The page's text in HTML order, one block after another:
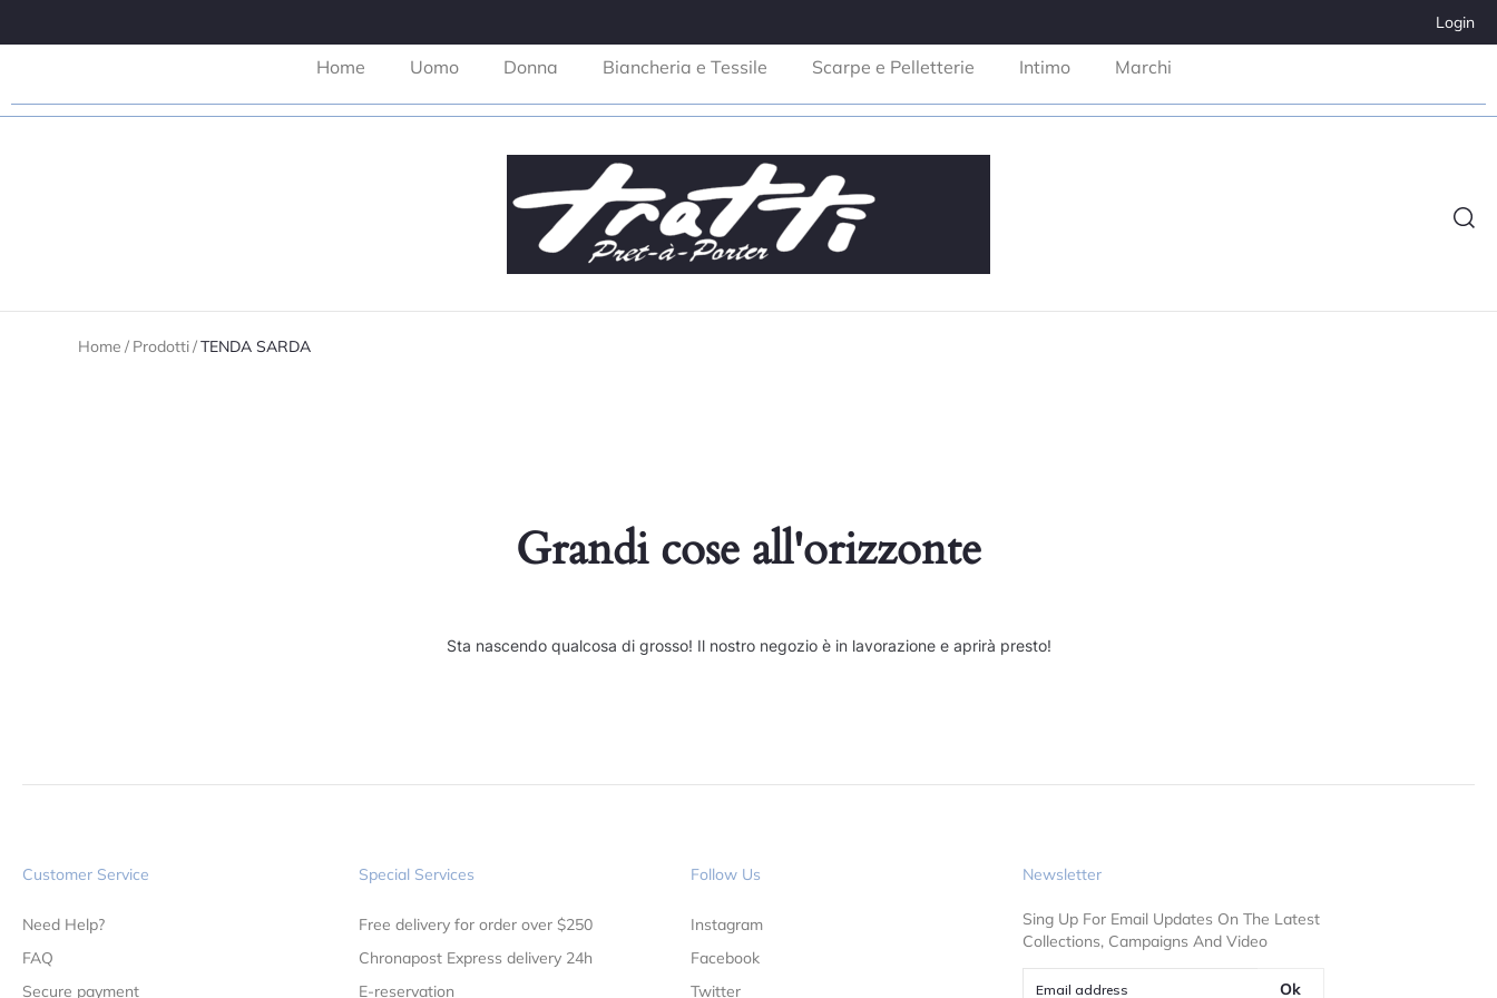
Login
Home Uomo Donna Biancheria e Tessile Scarpe e Pelletterie Intimo Marchi
Home / Prodotti/TENDA SARDA
Grandi cose all'orizzonte
Sta nascendo qualcosa di grosso! Il nostro negozio è in lavorazione e aprirà presto!
Customer Service
Need Help?
FAQ
Secure payment
Special Services
Free delivery for order over $250
Chronapost Express delivery 24h
E-reservation
Follow Us
Instagram
Facebook
Twitter
Newsletter
Sing Up For Email Updates On The Latest
Collections, Campaigns And Video
Ok